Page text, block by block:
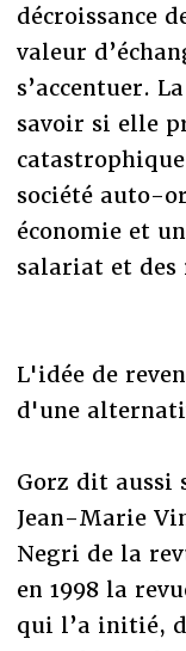
décroissance
valeur
s’accentuer.
savoir si elle
société auto-
économie et
salariat et des
L'idée de
d'une
Gorz dit aussi
Jean-Marie
Negri de la
en 1998 la
qui l’a initié,